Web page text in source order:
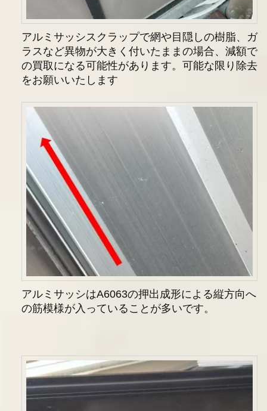
アルミサッシスクラップで網や目隠しの樹脂、ガ
ラスなど異物が大きく付いたままの場合、減額で
の買取になる可能性があります。可能な限り除去
をお願いいたします
アルミサッシはA6063の押出成形による縦方向へ
の筋模様が入っていることが多いです。